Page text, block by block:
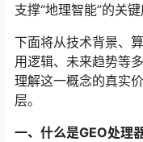
支撑“地理智能”的关键
下面将从技术背景、
用逻辑、未来趋势等
理解这一概念的真实
层。
一、什么是GEO处理